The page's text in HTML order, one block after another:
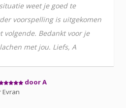
weet je goed te
voorspelling is uitgekomen
volgende. Bedankt voor je
met jou. Liefs, A
door A
Evran